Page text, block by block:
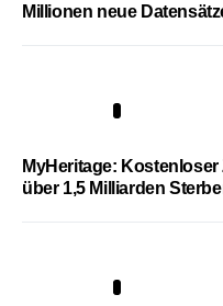
Millionen neue
MyHeritage:
über 1,5 Milliarden